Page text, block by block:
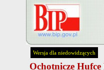
Wersja dla niedowidzących
Ochotnicze